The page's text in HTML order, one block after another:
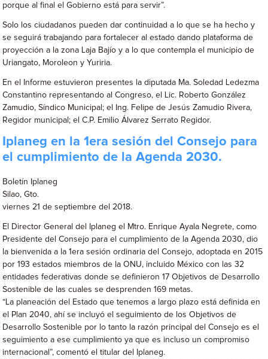
porque al final el Gobierno está para servir”.
Solo los ciudadanos pueden dar continuidad a lo que se ha hecho y
se seguirá trabajando para fortalecer al estado dando plataforma de
proyección a la zona Laja Bajío y a lo que contempla el municipio de
Uriangato, Moroleon y Yuriria.
En el Informe estuvieron presentes la diputada Ma. Soledad Ledezma
Constantino representando al Congreso, el Lic. Roberto González
Zamudio, Síndico Municipal; el Ing. Felipe de Jesús Zamudio Rivera,
Regidor municipal; el C.P. Emilio Álvarez Serrato Regidor.
Iplaneg en la 1era sesión del Consejo para
el cumplimiento de la Agenda 2030.
Boletín Iplaneg
Silao, Gto.
viernes 21 de septiembre del 2018.
El Director General del Iplaneg el Mtro. Enrique Ayala Negrete, como
Presidente del Consejo para el cumplimiento de la Agenda 2030, dio
la bienvenida a la 1era sesión ordinaria del Consejo, adoptada en 2015
por 193 estados miembros de la ONU, incluido México con las 32
entidades federativas donde se definieron 17 Objetivos de Desarrollo
Sostenible de las cuales se desprenden 169 metas.
“La planeación del Estado que tenemos a largo plazo está definida en
el Plan 2040, ahí se incluyó el seguimiento de los Objetivos de
Desarrollo Sostenible por lo tanto la razón principal del Consejo es el
seguimiento a ese cumplimiento ya que es incluso un compromiso
internacional”, comentó el titular del Iplaneg.